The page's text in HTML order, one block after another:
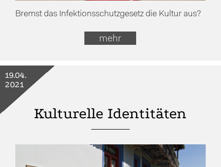
Bremst das Infektionsschutzgesetz die Kultur aus?
mehr
Kulturelle Identitäten
19.04.
2021